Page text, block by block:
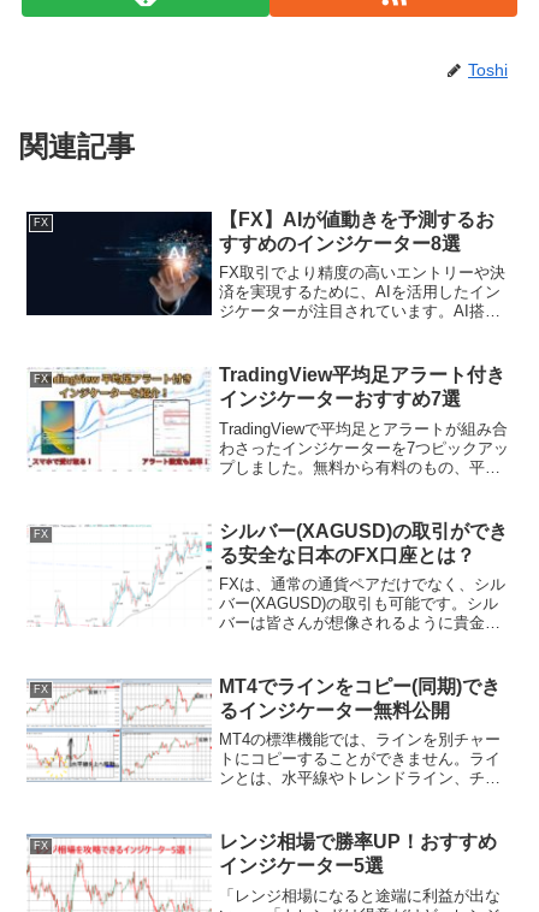
Toshi
関連記事
FX
【FX】AIが値動きを予測するお
すすめのインジケーター8選
FX取引でより精度の高いエントリーや決
済を実現するために、AIを活用したイン
ジケーターが注目されています。AI搭載
イントでサインを表示してくれたり、自
動でエントリー・...
FX
TradingView平均足アラート付き
インジケーターおすすめ7選
TradingViewで平均足とアラートが組み合
わさったインジケーターを7つピックアッ
プしました。無料から有料のもの、平均
ターが含まれるものまで、幅広くご紹介
していきま...
FX
シルバー(XAGUSD)の取引ができ
る安全な日本のFX口座とは？
FXは、通常の通貨ペアだけでなく、シル
バー(XAGUSD)の取引も可能です。シル
バーは皆さんが想像されるように貴金属
きる銘柄です。シルバー(XAGUSD)の取
引を検討して...
FX
MT4でラインをコピー(同期)でき
るインジケーター無料公開
MT4の標準機能では、ラインを別チャー
トにコピーすることができません。ライ
ンとは、水平線やトレンドライン、チャ
ている方もいるのではないでしょうか？
この記事を最後まで...
FX
レンジ相場で勝率UP！おすすめ
インジケーター5選
「レンジ相場になると途端に利益が出な